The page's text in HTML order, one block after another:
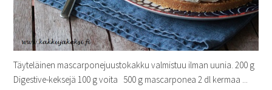
Täyteläinen mascarponejuustokakku valmistuu ilman uunia. 200 g
Digestive-keksejä 100 g voita 500 g mascarponea 2 dl kermaa ...